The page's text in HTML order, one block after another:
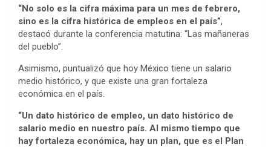
“No solo es la cifra máxima para un mes de febrero,
sino es la cifra histórica de empleos en el país”,
destacó durante la conferencia matutina: “Las mañaneras
del pueblo”.
Asimismo, puntualizó que hoy México tiene un salario
medio histórico, y que existe una gran fortaleza
económica en el país.
“Un dato histórico de empleo, un dato histórico de
salario medio en nuestro país. Al mismo tiempo que
hay fortaleza económica, hay un plan, que es el Plan